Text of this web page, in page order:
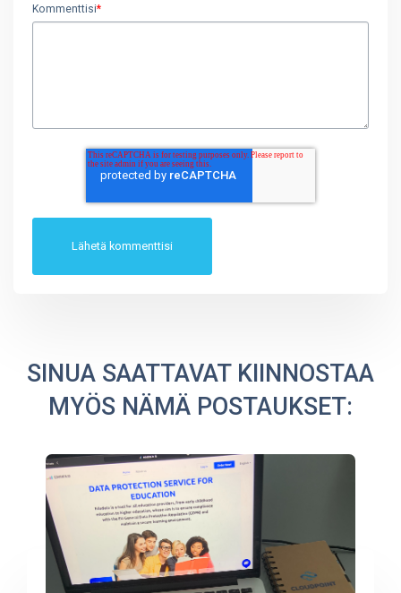
Kommenttisi*
SINUA SAATTAVAT KIINNOSTAA
MYÖS NÄMÄ POSTAUKSET: